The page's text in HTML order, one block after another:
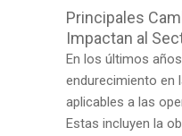
Principales
Impactan al
En los últimos
endurecimiento en
aplicables a las
Estas incluyen la